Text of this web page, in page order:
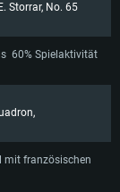
Storrar, No. 65
60% Spielaktivität
mit französischen